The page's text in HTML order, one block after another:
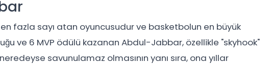
fazla sayı atan oyuncusudur ve basketbolun en büyük
ve 6 MVP ödülü kazanan Abdul-Jabbar, özellikle "skyhook"
savunulamaz olmasının yanı sıra, ona yıllar